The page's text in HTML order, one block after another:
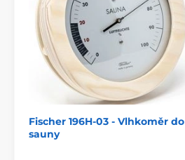
Fischer 196H-03 - Vlhkoměr do
sauny